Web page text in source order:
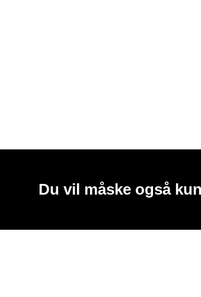
Du vil måske også